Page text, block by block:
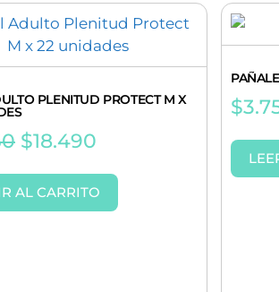
PLENITUD PROTECT M X
$18.490
AL CARRITO
$